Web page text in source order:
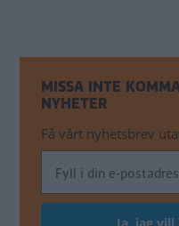
MISSA INTE
NYHETER
Få vårt nyhetsbrev